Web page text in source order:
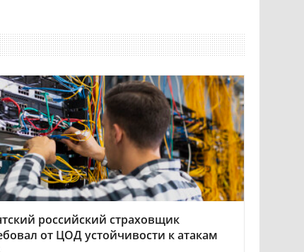
российский страховщик
от ЦОД устойчивости к атакам